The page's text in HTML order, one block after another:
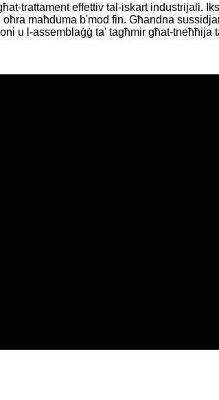
trattament effettiv tal-iskart industrijali.
maħduma b'mod fin. Għandna
u l-assemblaġġ ta' tagħmir għat-tneħħija